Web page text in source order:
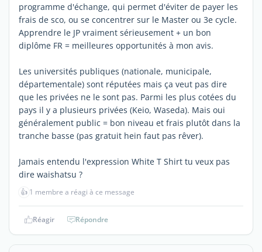
programme d'échange, qui permet d'éviter de payer les
frais de sco, ou se concentrer sur le Master ou 3e cycle.
Apprendre le JP vraiment sérieusement + un bon
diplôme FR = meilleures opportunités à mon avis.
Les universités publiques (nationale, municipale,
départementale) sont réputées mais ça veut pas dire
que les privées ne le sont pas. Parmi les plus cotées du
pays il y a plusieurs privées (Keio, Waseda). Mais oui
généralement public = bon niveau et frais plutôt dans la
tranche basse (pas gratuit hein faut pas rêver).
Jamais entendu l'expression White T Shirt tu veux pas
dire waishatsu ?
👍 1 membre a réagi à ce message
Réagir Répondre